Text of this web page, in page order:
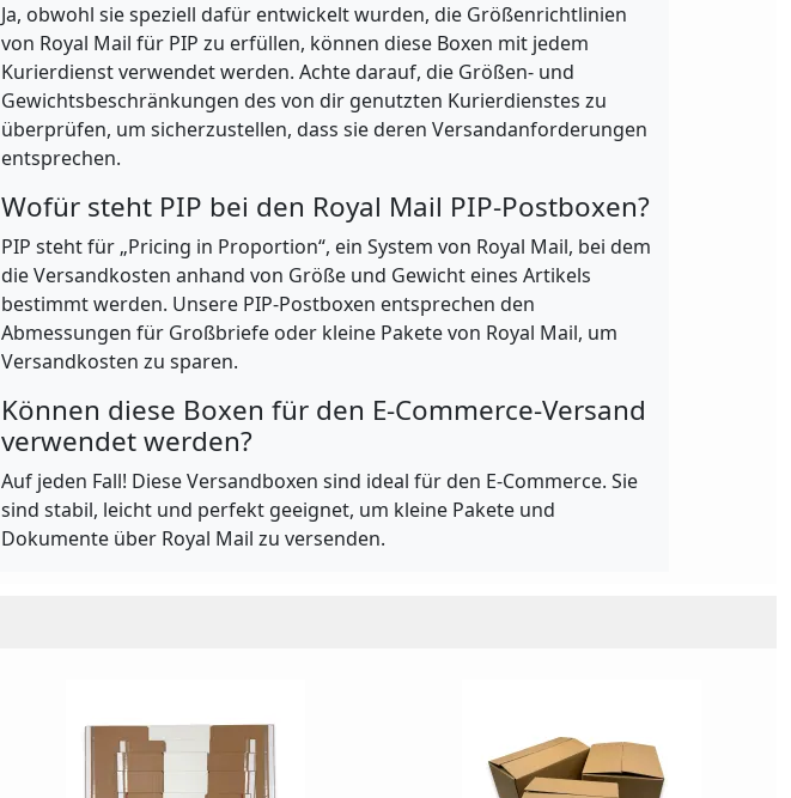
Ja, obwohl sie speziell dafür entwickelt wurden, die Größenrichtlinien
von Royal Mail für PIP zu erfüllen, können diese Boxen mit jedem
Kurierdienst verwendet werden. Achte darauf, die Größen- und
Gewichtsbeschränkungen des von dir genutzten Kurierdienstes zu
überprüfen, um sicherzustellen, dass sie deren Versandanforderungen
entsprechen.
Wofür steht PIP bei den Royal Mail PIP-Postboxen?
PIP steht für „Pricing in Proportion“, ein System von Royal Mail, bei dem
die Versandkosten anhand von Größe und Gewicht eines Artikels
bestimmt werden. Unsere PIP-Postboxen entsprechen den
Abmessungen für Großbriefe oder kleine Pakete von Royal Mail, um
Versandkosten zu sparen.
Können diese Boxen für den E-Commerce-Versand
verwendet werden?
Auf jeden Fall! Diese Versandboxen sind ideal für den E-Commerce. Sie
sind stabil, leicht und perfekt geeignet, um kleine Pakete und
Dokumente über Royal Mail zu versenden.